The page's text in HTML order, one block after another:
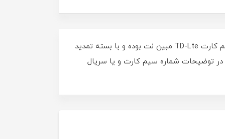
اگر سیم کارت TD-Lte مبین نت را به تازگی و بدون بسته خریداری نموده اید این بسته اینترنت مختص به راه اندازی سیم کارت TD-Lte مبین نت بوده و با بسته تمدید
در توضیحات شماره سیم کارت و یا سریال